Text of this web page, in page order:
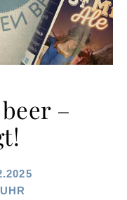
–